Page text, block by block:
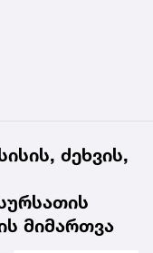
ძეხვის,
მიმართვა